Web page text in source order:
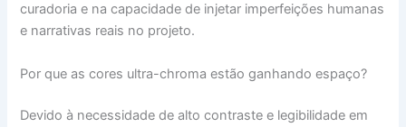
curadoria e na capacidade de injetar imperfeições humanas
e narrativas reais no projeto.
Por que as cores ultra-chroma estão ganhando espaço?
Devido à necessidade de alto contraste e legibilidade em